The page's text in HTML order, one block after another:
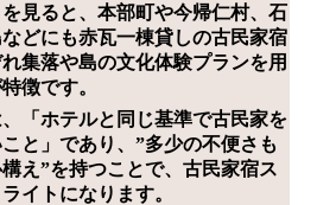
見ると、本部町や今帰仁村、石
どにも赤瓦一棟貸しの古民家宿
集落や島の文化体験プランを用
徴です。
「ホテルと同じ基準で古民家を
と」であり、”多少の不便さも
え”を持つことで、古民家宿ス
イトになります。